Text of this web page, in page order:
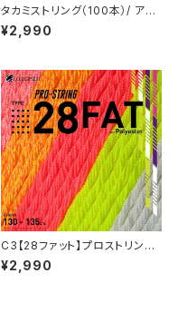
タカミストリング（100本）/ アイ
スブルー
¥2,990
C3【28ファット】プロストリング
（イエロー） x 50
¥2,990